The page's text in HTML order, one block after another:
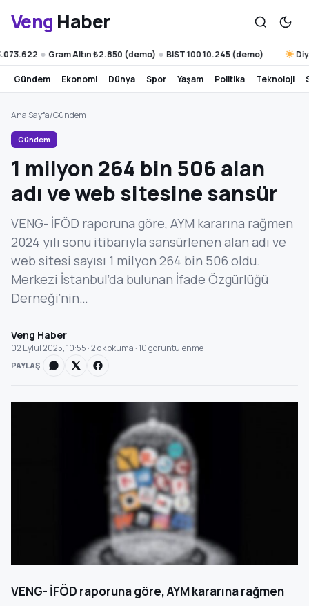
Veng Haber
● Gram Altın ₺2.850 (demo) ● BIST 100 10.245 (demo)
gündem ekonomi dünya spor yaşam politika teknoloji
Ana Sayfa/Gündem
Gündem
1 milyon 264 bin 506 alan
adı ve web sitesine sansür
VENG- İFÖD raporuna göre, AYM kararına rağmen
2024 yılı sonu itibarıyla sansürlenen alan adı ve
web sitesi sayısı 1 milyon 264 bin 506 oldu.
Merkezi İstanbul’da bulunan İfade Özgürlüğü
Derneği’nin…
Veng Haber
02 Eylül 2025, 10:55 · 2 dk okuma · 10 görüntülenme
PAYLAŞ
VENG- İFÖD raporuna göre, AYM kararına rağmen